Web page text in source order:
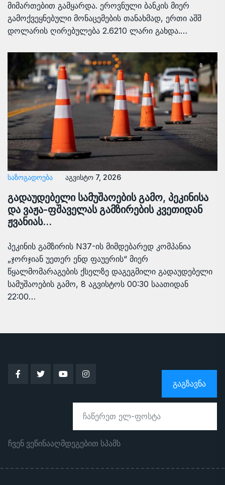
მიმართებით გამყარდა. ეროვნული ბანკის მიერ
გამოქვეყნებული მონაცემების თანახმად, ერთი აშშ
დოლარის ღირებულება 2.6210 ლარი გახდა.…
ᲡᲐᲖᲝᲒᲐᲓᲝᲔᲑᲐ აგვისტო 7, 2026
გადაუდებელი სამუშაოების გამო, პეკინისა
და ვაჟა-ფშაველას გამზირების კვეთიდან
ჟვანიას…
პეკინის გამზირის N37-ის მიმდებარედ კომპანია
„ჯორჯიან უეთერ ენდ ფაუერის“ მიერ
წყალმომარაგების ქსელზე დაგეგმილი გადაუდებელი
სამუშაოების გამო, 8 აგვისტოს 00:30 საათიდან
22:00…
ᲒᲐᲒᲖᲐᲕᲜᲐ
ჩვენ ვეწინააღმდეგებით სპამს